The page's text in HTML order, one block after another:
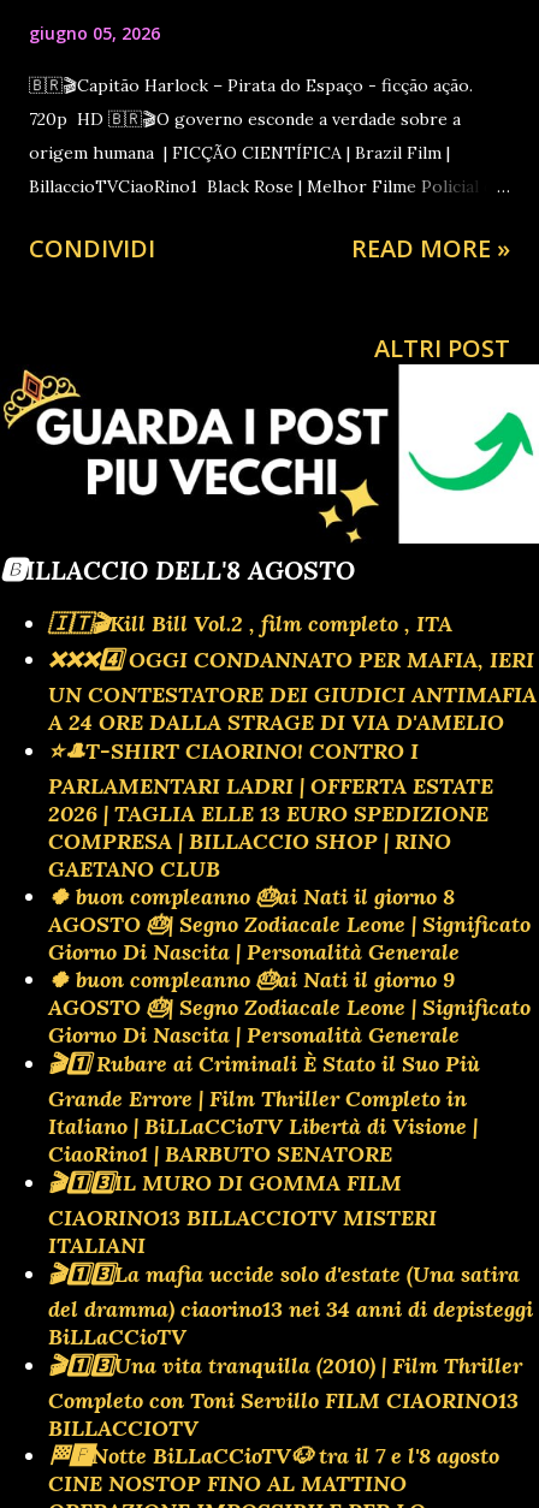
giugno 05, 2026
🇧🇷🎬Capitão Harlock – Pirata do Espaço - ficção ação.
720p HD 🇧🇷🎬O governo esconde a verdade sobre a
origem humana | FICÇÃO CIENTÍFICA | Brazil Film |
BillaccioTVCiaoRino1 Black Rose | Melhor Filme Policial de
CiaoRinoTV1 GUARDA ANCHE 🇧🇷🎬FILME COMPLETO
seu AMIGO Nesta época aparentemente sem luz e
impregnada de parlamentares ladrões que não suportamos
mais RELAXE COM UM FILME GRÁTIS PARA GUARDAR
OUTROS
CONDIVIDI READ MORE »
ALTRI POST
🅱️ILLACCIO DELL'8 AGOSTO
🇮🇹🎬Kill Bill Vol.2 , film completo , ITA
❌️❌️❌️4️⃣ OGGI CONDANNATO PER MAFIA, IERI
UN CONTESTATORE DEI GIUDICI ANTIMAFIA
A 24 ORE DALLA STRAGE DI VIA D'AMELIO
⭐🎩T-SHIRT CIAORINO! CONTRO I
PARLAMENTARI LADRI | OFFERTA ESTATE
2026 | TAGLIA ELLE 13 EURO SPEDIZIONE
COMPRESA | BILLACCIO SHOP | RINO
GAETANO CLUB
🍀 buon compleanno 🎂ai Nati il giorno 8
AGOSTO 🎂| Segno Zodiacale Leone | Significato
Giorno Di Nascita | Personalità Generale
🍀 buon compleanno 🎂ai Nati il giorno 9
AGOSTO 🎂| Segno Zodiacale Leone | Significato
Giorno Di Nascita | Personalità Generale
🎬1️⃣ Rubare ai Criminali È Stato il Suo Più
Grande Errore | Film Thriller Completo in
Italiano | BiLLaCCioTV Libertà di Visione |
CiaoRino1 | BARBUTO SENATORE
🎬1️⃣3️⃣IL MURO DI GOMMA FILM
CIAORINO13 BILLACCIOTV MISTERI
ITALIANI
🎬1️⃣3️⃣La mafia uccide solo d'estate (Una satira
del dramma) ciaorino13 nei 34 anni di depisteggi
BiLLaCCioTV
🎬1️⃣3️⃣Una vita tranquilla (2010) | Film Thriller
Completo con Toni Servillo FILM CIAORINO13
BILLACCIOTV
🏁🅿️Notte BiLLaCCioTV🐶 tra il 7 e l'8 agosto
CINE NOSTOP FINO AL MATTINO